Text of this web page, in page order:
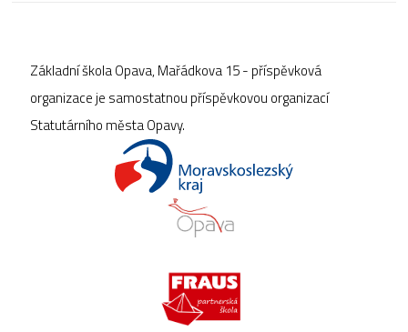
Základní škola Opava, Mařádkova 15 - příspěvková
organizace je samostatnou příspěvkovou organizací
Statutárního města Opavy.